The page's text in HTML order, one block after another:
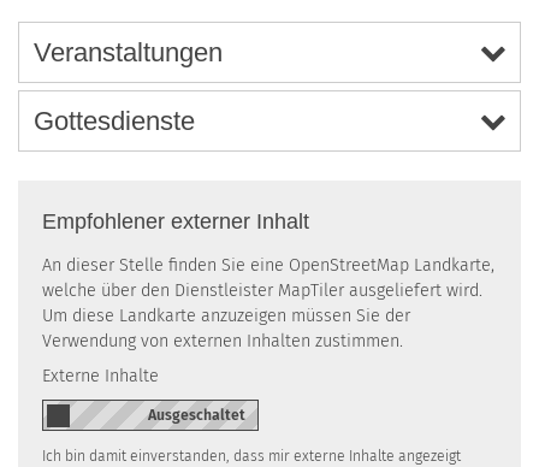
Veranstaltungen
Gottesdienste
Empfohlener externer Inhalt
An dieser Stelle finden Sie eine OpenStreetMap Landkarte,
welche über den Dienstleister MapTiler ausgeliefert wird.
Um diese Landkarte anzuzeigen müssen Sie der
Verwendung von externen Inhalten zustimmen.
Externe Inhalte
Ich bin damit einverstanden, dass mir externe Inhalte angezeigt